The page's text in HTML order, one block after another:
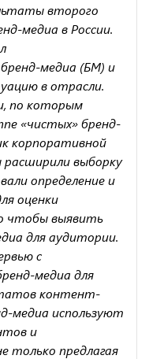
второго
медиа в России.
медиа (БМ) и
в отрасли.
по которым
«чистых» бренд-
корпоративной
выборку
определение и
оценки
чтобы выявить
для аудитории.
с
медиа для
контент-
медиа используют
и
только предлагая